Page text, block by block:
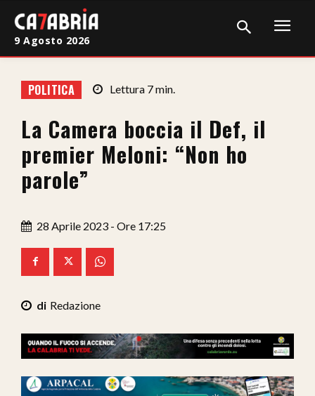
Cronaca
Giudiziaria
Politica
Attualità
Sanità
C7 Play
We Calabria
9 Agosto 2026
POLITICA Lettura 7min.
La Camera boccia il Def, il
premier Meloni: “Non ho
parole”
28 Aprile 2023 - Ore 17:25
Redazione